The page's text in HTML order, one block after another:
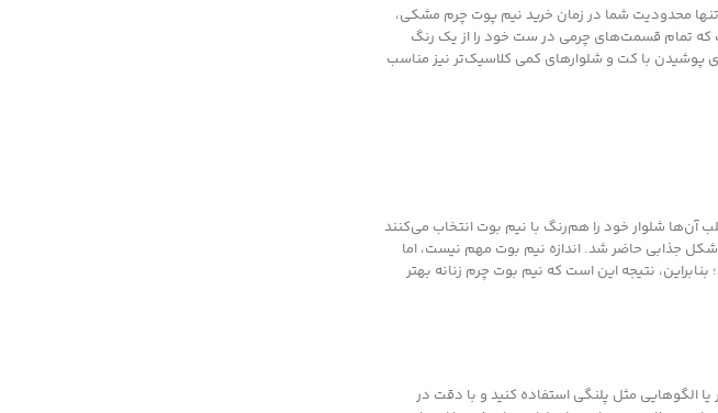
محدودیت شما در زمان خرید نیم پوت چرم مشکی،
که تمام قسمت‌های چرمی در ست خود را از یک رنگ
پوشیدن با کت و شلوارهای کمی کلاسیک‌تر نیز مناسب
آن‌ها شلوار خود را هم‌رنگ با نیم بوت انتخاب می‌کنند
جذابی حاضر شد. اندازه نیم بوت مهم نیست، اما
نتیجه این است که نیم بوت چرم زنانه بهتر
الگوهایی مثل پلنگی استفاده کنید و با دقت در